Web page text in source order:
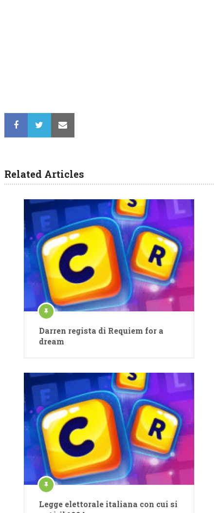
Related Articles
Darren regista di Requiem for a
dream
Legge elettorale italiana con cui si